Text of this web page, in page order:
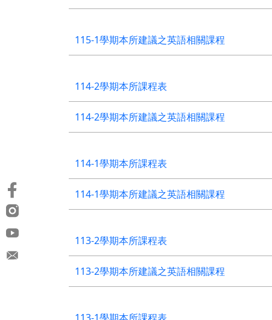
115-1學期本所建議之英語相關課程
114-2學期本所課程表
114-2學期本所建議之英語相關課程
114-1學期本所課程表
114-1學期本所建議之英語相關課程
113-2學期本所課程表
113-2學期本所建議之英語相關課程